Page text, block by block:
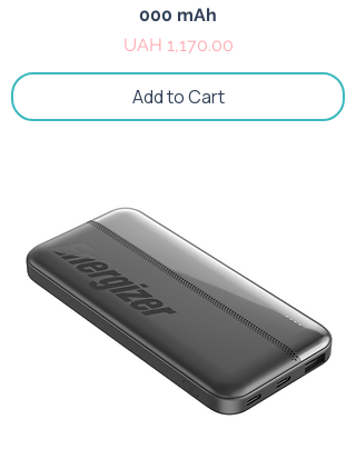
000 mAh
Price
UAH 1,170.00
Add to Cart